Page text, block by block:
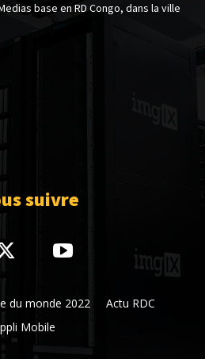
base en RD Congo, dans la ville
suivre
du monde 2022
Actu RDC
Mobile